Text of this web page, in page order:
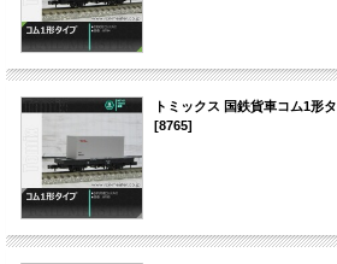
トミックス 国鉄貨車コム1形
[8765]